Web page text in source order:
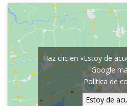
Haz clic en «Estoy de
Google
Política de
Estoy de